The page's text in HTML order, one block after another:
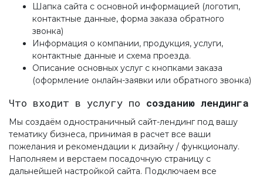
Шапка сайта с основной информацией (логотип,
контактные данные, форма заказа обратного
звонка)
Информация о компании, продукция, услуги,
контактные данные и схема проезда.
Описание основных услуг с кнопками заказа
(оформление онлайн-заявки или обратного звонка)
Что входит в услугу по созданию лендинга
Мы создаём одностраничный сайт-лендинг под вашу
тематику бизнеса, принимая в расчет все ваши
пожелания и рекомендации к дизайну / функционалу.
Наполняем и верстаем посадочную страницу с
дальнейшей настройкой сайта. Подключаем все